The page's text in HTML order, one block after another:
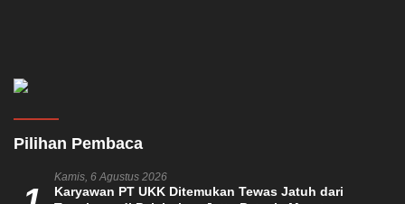
Pilihan Pembaca
Kamis, 6 Agustus 2026
Karyawan PT UKK Ditemukan Tewas Jatuh dari